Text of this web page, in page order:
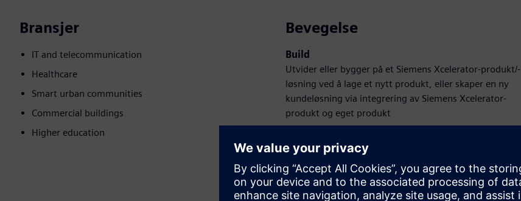
Bransjer
IT and telecommunication
Healthcare
Smart urban communities
Commercial buildings
Higher education
Bevegelse
Build
Utvider eller bygger på et Siemens Xcelerator-produkt/-
løsning ved å lage et nytt produkt, eller skaper en ny
kundeløsning via integrering av Siemens Xcelerator-
produkt og eget produkt
Sell
Videresalg/samsalg av programvare og digitalt aktivert
HW på Siemens Xcelerator